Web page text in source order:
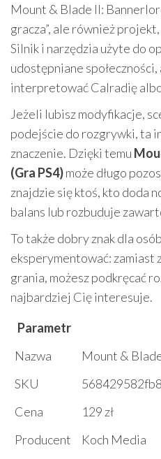
Mount & Blade II:
gracza”, ale również
Silnik i narzędzia użyte do
udostępniane
interpretować Calradię
Jeżeli lubisz modyfikacje,
podejście do rozgrywki, ta
znaczenie. Dzięki temu
(Gra PS4)może długo
znajdzie się ktoś, kto doda
balans lub rozbuduje
To także dobry znak dla
eksperymentować: zamiast
grania, możesz podkręcać
najbardziej Cię interesuje.
Parametr
Nazwa
Mount &
SKU
568429582fb8
Cena
129 zł
Producent
Koch Media